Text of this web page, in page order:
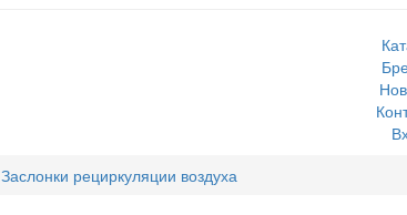
Заслонки рециркуляции воздуха